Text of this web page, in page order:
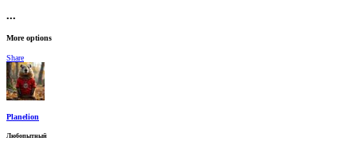
•••
More options
Share
Planelion
Любопытный